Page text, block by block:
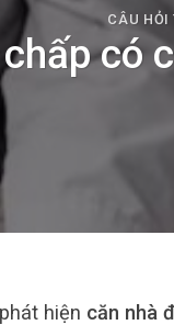
CÂU HỎI
có
hiện căn nhà